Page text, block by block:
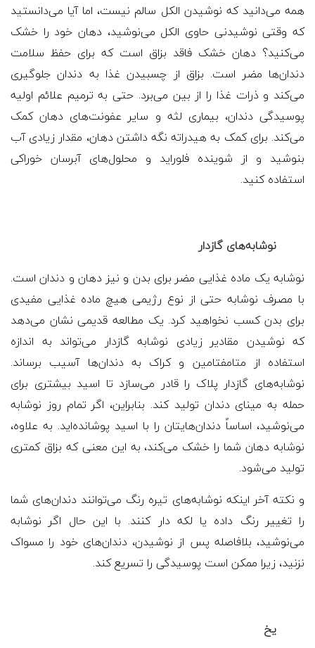
همه می‌دانید که نوشیدن الکل سالم نیست، اما آیا می‌دانستید
که وقتی نوشیدنی حاوی الکل می‌نوشید، دهان خود را خشک
می‌کنید؟ دهان خشک فاقد بزاق است که برای حفظ سلامت
دندان‌ها مضر است. بزاق از چسبیدن غذا به دندان جلوگیری
می‌کند و ذرات غذا را از بین می‌برد. حتی به ترمیم علائم اولیه
پوسیدگی دندان، بیماری لثه و سایر عفونت‌های دهان کمک
می‌کند. برای کمک به هیدراته نگه داشتن دهان، مقدار زیادی آب
بنوشید و از شوینده فلوراید و محلول‌های آبرسان خوراکی
استفاده کنید.
نوشابه‌های گازدار
نوشابه یک ماده غذایی مضر برای بدن و نیز دهان و دندان است.
با مصرف نوشابه حتی از نوع رژیمی هیچ ماده غذایی مفیدی
برای بدن کسب نخواهید کرد. یک مطالعه قدیمی نشان می‌دهد
که نوشیدن مقادیر زیادی نوشابه گازدار می‌تواند به اندازه
استفاده از متامفتامین و کراک به دندان‌ها آسیب برساند.
نوشابه‌های گازدار پلاک را قادر می‌سازد تا اسید بیشتری برای
حمله به مینای دندان تولید کند. بنابراین، اگر تمام روز نوشابه
می‌نوشید، اساساً دندان‌هایتان را با اسید پوشانده‌اید. به علاوه،
نوشابه دهان شما را خشک می‌کند، به این معنی که بزاق کمتری
تولید می‌شود.
و نکته آخر اینکه نوشابه‌های تیره رنگ می‌توانند دندان‌های شما
را تغییر رنگ داده یا لکه دار کنند. با این حال اگر نوشابه
می‌نوشید، بلافاصله پس از نوشیدن، دندان‌های خود را مسواک
نزنید، زیرا ممکن است پوسیدگی را تسریع کند.
یخ